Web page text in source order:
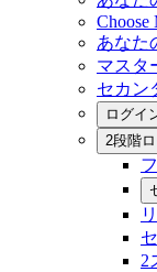
Choose
あなた
マスタ
セカン
ログイ
2段階
2